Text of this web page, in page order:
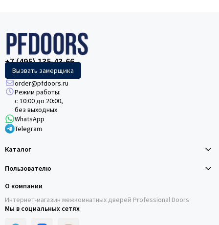
+7 (495) 135-43-66
Вызвать замерщика
order@pfdoors.ru
Режим работы:
с 10:00 до 20:00,
без выходных
WhatsApp
Telegram
Каталог
Пользователю
О компании
Интернет-магазин межкомнатных дверей Professional Doors
Мы в социальных сетях